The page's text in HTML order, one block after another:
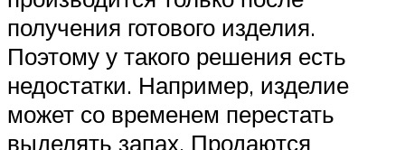
получения готового изделия.
Поэтому у такого решения есть
недостатки. Например, изделие
может со временем перестать
выделять запах. Продаются